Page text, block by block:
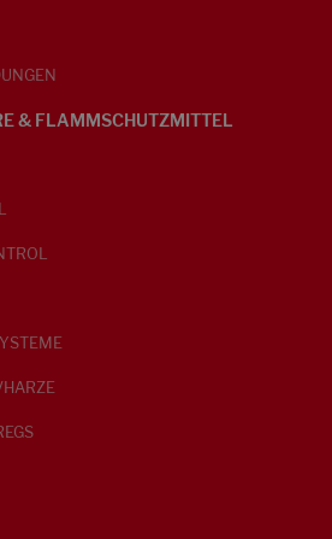
& FLAMMSCHUTZMITTEL